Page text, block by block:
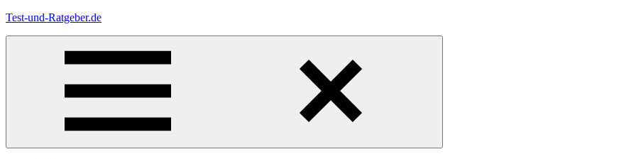
Zum
Test-und-Ratgeber.de
Menü